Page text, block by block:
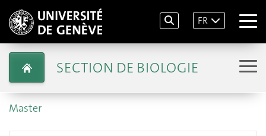
FR
SECTION DE BIOLOGIE
Master